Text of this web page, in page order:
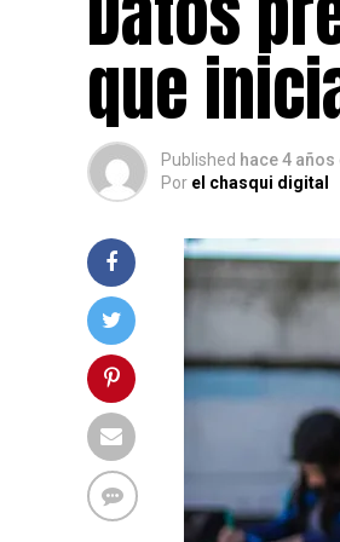
que
Published hace 4 años
Por el chasqui digital